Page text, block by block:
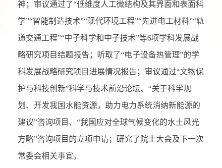
神；审议通过了“低维度人工微结构及其界面和表面科
学”“智能制造技术”“现代环境工程”“先进电工材料”“轨
道交通工程”“中子科学和中子技术”等6项学科发展战
略研究项目结题报告；听取了“电子设备热管理”的学
科发展战略研究项目进展情况报告；审议通过“文物保
护与科技创新”科学与技术前沿论坛、“关于科学规
划、开发我国水能资源，助力电力系统消纳新能源的
建议”咨询项目、“我国应对全球气候变化的水土风光
方略”咨询项目的立项申请；研究了院士大会及下一次
常委会相关事宜。